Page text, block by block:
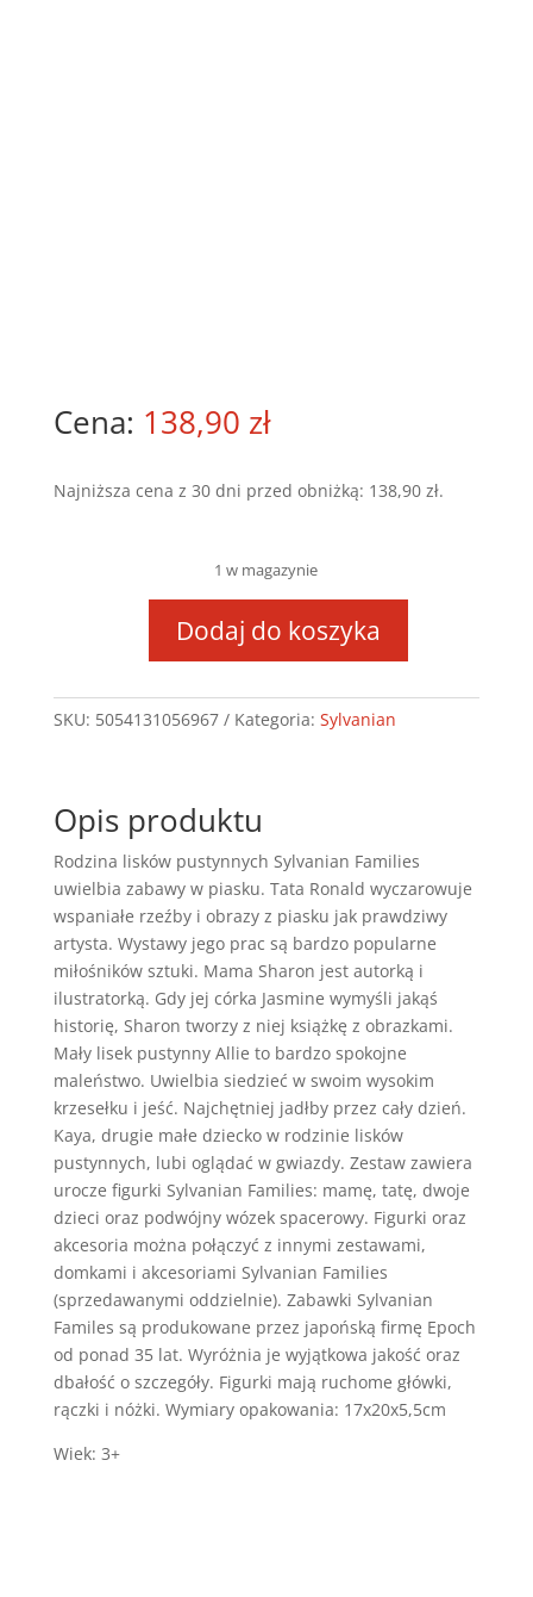
138,90 zł
Najniższa cena z 30 dni przed obniżką: 138,90 zł.
1 w magazynie
SYLVANIAN
Rodzina
lisków
Dodaj do koszyka
SKU: 5054131056967 Kategoria: Sylvanian
Opis produktu
Rodzina lisków pustynnych Sylvanian Families
uwielbia zabawy w piasku. Tata Ronald wyczarowuje
wspaniałe rzeźby i obrazy z piasku jak prawdziwy
artysta. Wystawy jego prac są bardzo popularne
miłośników sztuki. Mama Sharon jest autorką i
ilustratorką. Gdy jej córka Jasmine wymyśli jakąś
historię, Sharon tworzy z niej książkę z obrazkami.
Mały lisek pustynny Allie to bardzo spokojne
maleństwo. Uwielbia siedzieć w swoim wysokim
krzesełku i jeść. Najchętniej jadłby przez cały dzień.
Kaya, drugie małe dziecko w rodzinie lisków
pustynnych, lubi oglądać w gwiazdy. Zestaw zawiera
urocze figurki Sylvanian Families: mamę, tatę, dwoje
dzieci oraz podwójny wózek spacerowy. Figurki oraz
akcesoria można połączyć z innymi zestawami,
domkami i akcesoriami Sylvanian Families
(sprzedawanymi oddzielnie). Zabawki Sylvanian
Familes są produkowane przez japońską firmę Epoch
od ponad 35 lat. Wyróżnia je wyjątkowa jakość oraz
dbałość o szczegóły. Figurki mają ruchome główki,
rączki i nóżki. Wymiary opakowania: 17x20x5,5cm
Wiek: 3+